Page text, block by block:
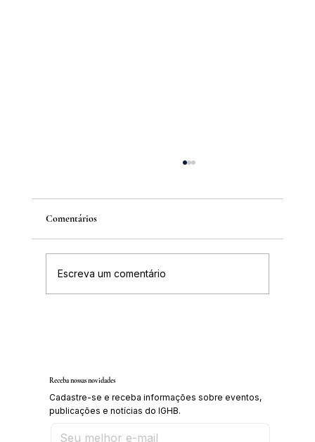
Comentários
Escreva um comentário
Receba nossas novidades
Cadastre-se e receba informações sobre eventos,
publicações e notícias do IGHB.